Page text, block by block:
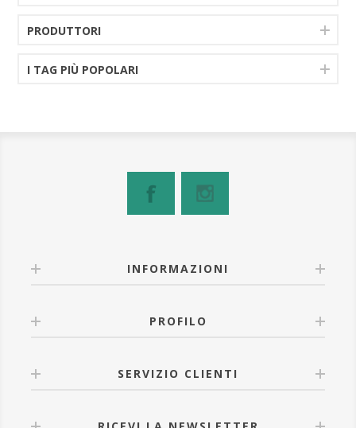
PRODUTTORI
I TAG PIÙ POPOLARI
INFORMAZIONI
PROFILO
SERVIZIO CLIENTI